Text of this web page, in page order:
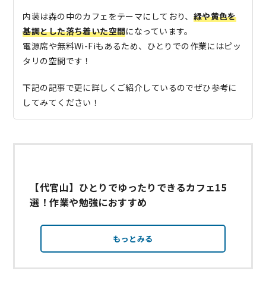
内装は森の中のカフェをテーマにしており、 緑や黄色を
基調とした落ち着いた空間になっています。
電源席や無料Wi-Fiもあるため、ひとりでの作業にはピッ
タリの空間です！
下記の記事で更に詳しくご紹介しているのでぜひ参考に
してみてください！
【代官山】ひとりでゆったりできるカフェ15
選！作業や勉強におすすめ
もっとみる